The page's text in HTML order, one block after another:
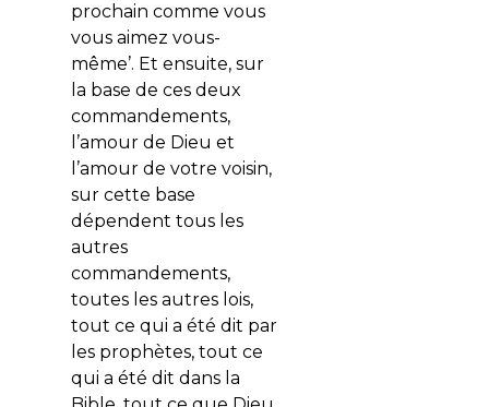
prochain comme vous
vous aimez vous-
même’. Et ensuite, sur
la base de ces deux
commandements,
l’amour de Dieu et
l’amour de votre voisin,
sur cette base
dépendent tous les
autres
commandements,
toutes les autres lois,
tout ce qui a été dit par
les prophètes, tout ce
qui a été dit dans la